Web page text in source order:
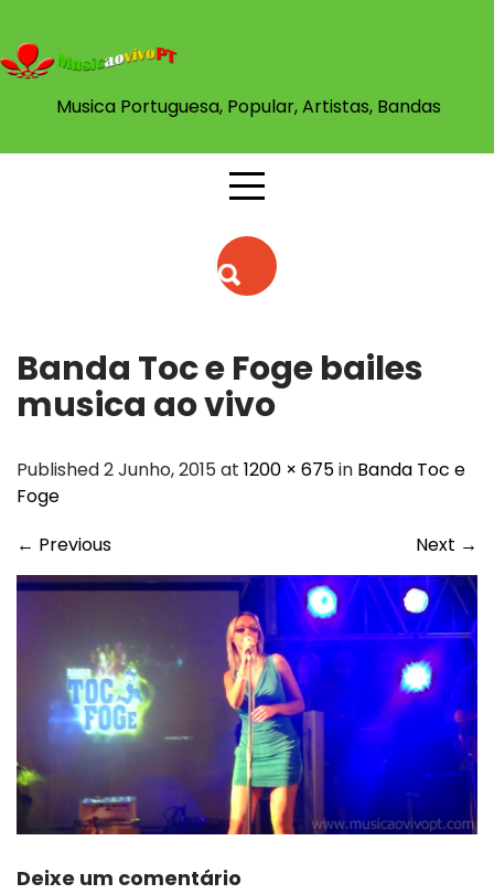
content
Musica Portuguesa, Popular, Artistas, Bandas
Banda Toc e Foge bailes
musica ao vivo
Published 2 Junho, 2015 at 1200 × 675in Banda Toc e
Foge
← Previous Next →
Deixe um comentário